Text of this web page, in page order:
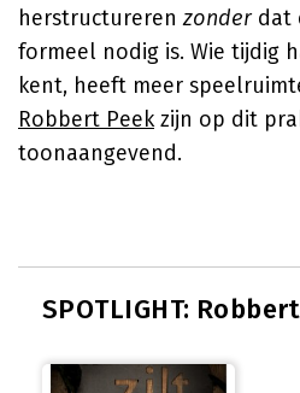
herstructurerenzonderdat
formeel nodig is. Wie tijdig
kent, heeft meer
Robbert Peekzijn op dit
toonaangevend.
SPOTLIGHT: